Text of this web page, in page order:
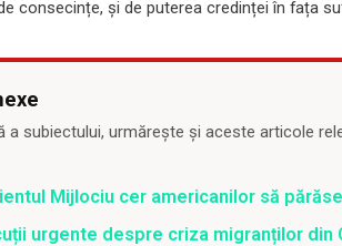
consecințe, și de puterea credinței în fața
a subiectului, urmărește și aceste articole
Mijlociu cer americanilor să
urgente despre criza migranților din